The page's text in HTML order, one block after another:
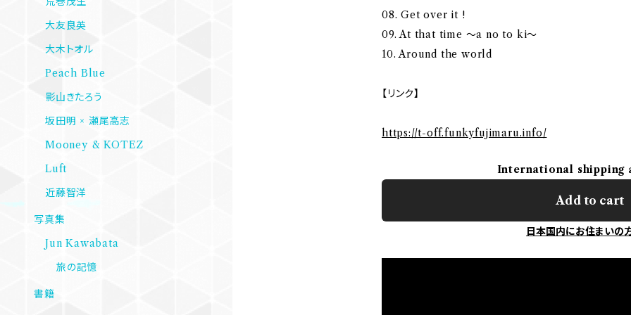
08. Get over it !
09. At that time ～a no to ki～
10. Around the world
【リンク】
https://t-off.funkyfujimaru.info/
International shipping
Add to cart
日本国内にお住まいの
大友良英
大木トオル
Peach Blue
影山きたろう
坂田明 × 瀬尾高志
Mooney & KOTEZ
Luft
近藤智洋
写真集
Jun Kawabata
旅の記憶
書籍